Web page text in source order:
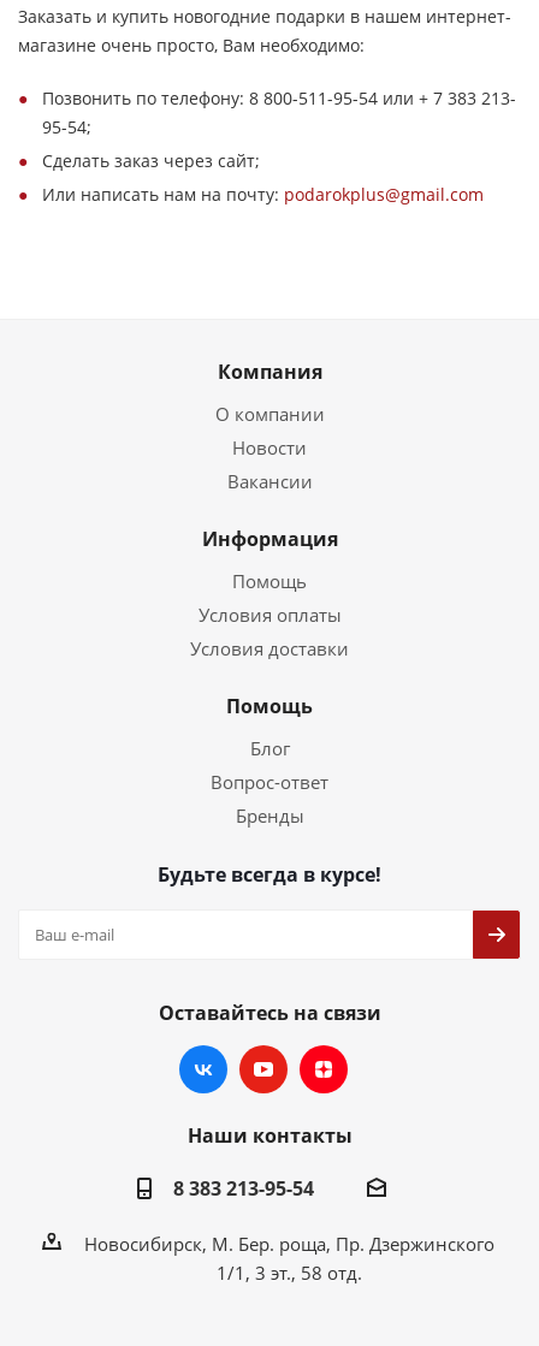
Заказать и купить новогодние подарки в нашем интернет-
магазине очень просто, Вам необходимо:
Позвонить по телефону: 8 800-511-95-54 или + 7 383 213-
95-54;
Сделать заказ через сайт;
Или написать нам на почту: podarokplus@gmail.com
Компания
О компании
Новости
Вакансии
Информация
Помощь
Условия оплаты
Условия доставки
Помощь
Блог
Вопрос-ответ
Бренды
Будьте всегда в курсе!
Оставайтесь на связи
Наши контакты
8 383 213-95-54
Новосибирск, М. Бер. роща, Пр. Дзержинского
1/1, 3 эт., 58 отд.